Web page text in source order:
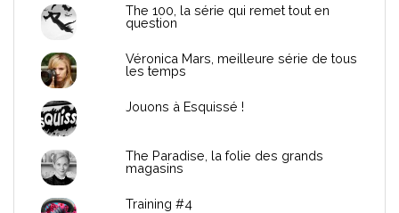
The 100, la série qui remet tout en
question
Véronica Mars, meilleure série de tous
les temps
Jouons à Esquissé !
The Paradise, la folie des grands
magasins
Training #4